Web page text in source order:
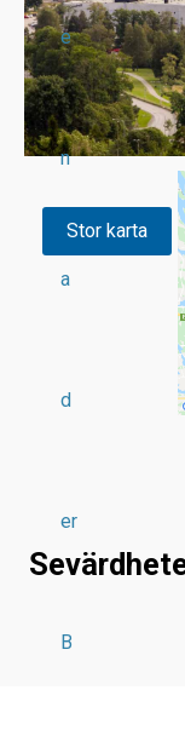
e
n
a
d
er
B
Stor karta